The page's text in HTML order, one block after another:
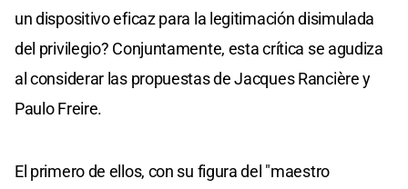
un dispositivo eficaz para la legitimación disimulada
del privilegio? Conjuntamente, esta crítica se agudiza
al considerar las propuestas de Jacques Rancière y
Paulo Freire.
El primero de ellos, con su figura del "maestro